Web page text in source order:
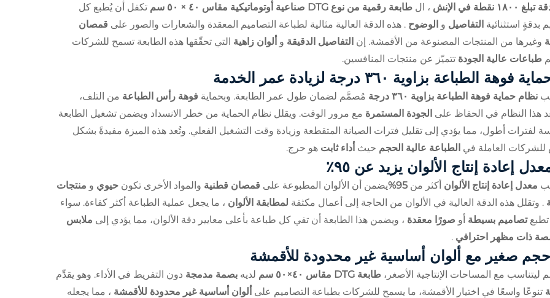
١٨٠٠ نقطة في الإنش ، ال طابعة رقمية من نوع DTG صناعية أوتوماتيكية مقاس ٤٠ × ٥٠ سم
تكفل أن يُطبع كل
بدقةٍ استثنائية التفاصيل و الوضوح . هذه الدقة العالية مثالية لطباعة التصاميم المعقدة والشعارات والصور على قمصان
وغيرها من المنتجات المصنوعة من الأقمشة. إن التفاصيل الدقيقة و ألوان زاهية التي تحقّقها هذه الطابعة تسمح للشركات
طباعات عالية الجودة تتميّز عن منتجات المنافسين.
فوهة الطباعة بزاوية ٣٦٠ درجة لزيادة عمر الخدمة
نظام حماية فوهة الطباعة بزاوية ٣٦٠ درجة مُصمَّم لضمان طول عمر الطابعة. وبحماية فوهة رأس الطباعة من التلف،
هذا النظام في الحفاظ على الجودة المستمرة مع مرور الوقت. ويقلل نظام الحماية من خطر الانسداد ويضمن تشغيل الطابعة
لفترات أطول، مما يؤدي إلى تقليل فترات الصيانة المتقطعة وزيادة وقت التشغيل الفعلي. وتُعد هذه الميزة مفيدةً بشكل
العاملة في الطباعة عالية الحجم حيث أداء ثابت هو حرج.
إعادة إنتاج الألوان يزيد عن ٩٥٪
معدل إعادة إنتاج الألوان أكثر من 95% يضمن أن الألوان المطبوعة على قمصان قطنية والمواد الأخرى تكون حيوي و منتجات
. وتقلل هذه الدقة العالية في الألوان من الحاجة إلى أعمال مكثفة لمطابقة الألوان ، ما يجعل عملية الطباعة أكثر كفاءة. سواء
تصاميم بسيطة أو صورًا معقدة ، ويضمن هذا الطابعة أن تفي كل طباعة بأعلى معايير دقة الألوان، مما يؤدي إلى ملابس
ذات مظهر احترافي .
حجم صغير مع ألوان أساسية غير محدودة للأقمشة
مع المساحات الإنتاجية الأصغر، طابعة DTG مقاس ٤٠×٥٠ سم لديه بصمة مدمجة دون التفريط في الأداء. وهو يقدِّم
تنوعًا واسعًا في اختيار الأقمشة، ما يسمح للشركات بطباعة التصاميم على ألوان أساسية غير محدودة للأقمشة ، مما يجعله